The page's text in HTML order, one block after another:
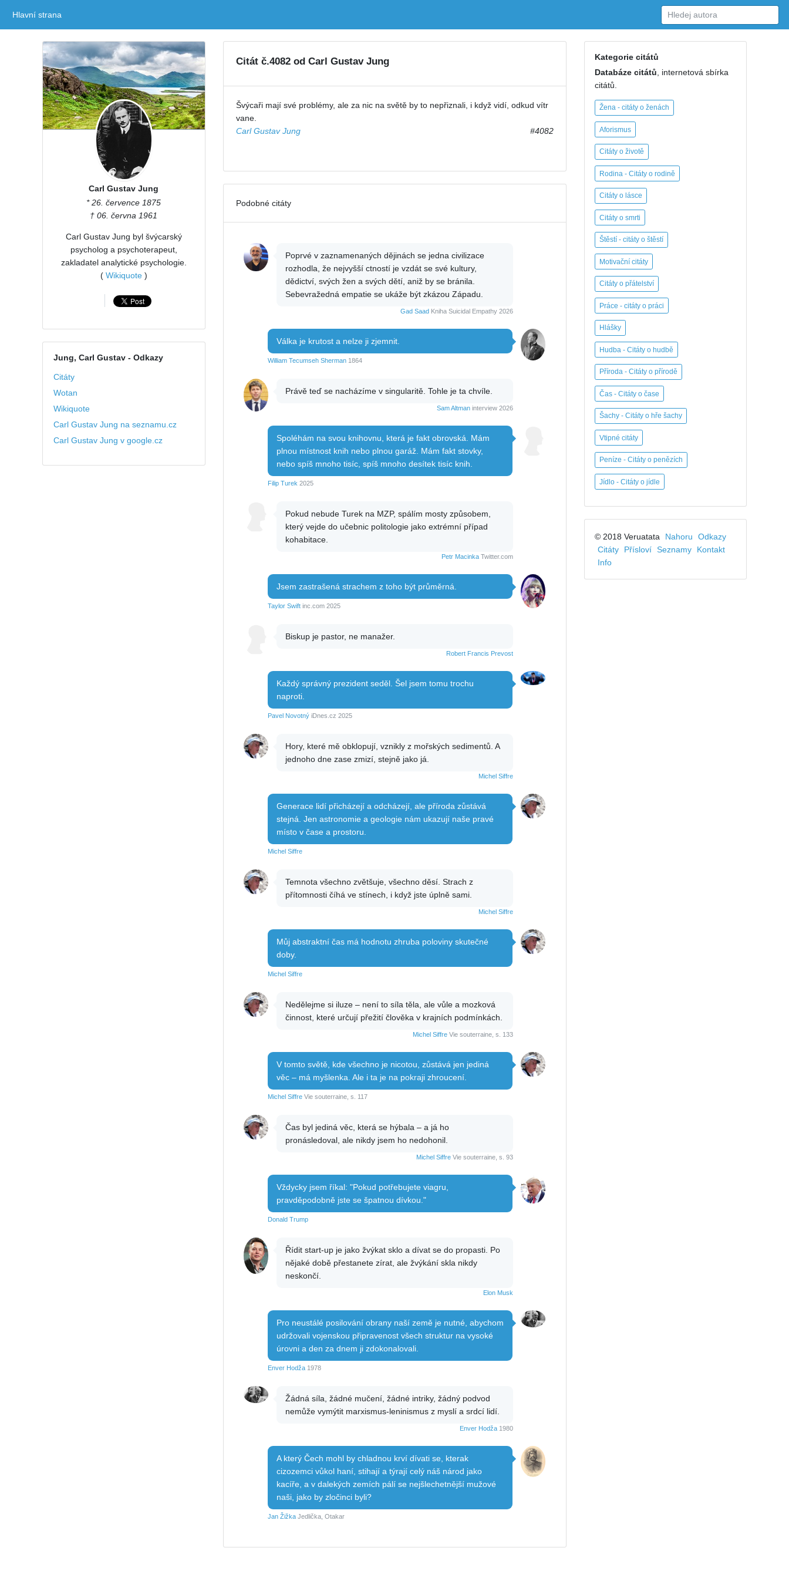
Hlavní strana
Carl Gustav Jung
* 26. července 1875
† 06. června 1961
Carl Gustav Jung byl švýcarský
psycholog a psychoterapeut,
zakladatel analytické psychologie.
( Wikiquote)
Jung, Carl Gustav- Odkazy
Citáty
Wotan
Wikiquote
Carl Gustav Jung na seznamu.cz
Carl Gustav Jung v google.cz
Citát č.4082 od Carl Gustav Jung
Švýcaři mají své problémy, ale za nic na světě by to nepřiznali, i když vidí, odkud vítr
vane.
Carl Gustav Jung
#4082
Podobné citáty
Poprvé v zaznamenaných dějinách se jedna civilizace
rozhodla, že nejvyšší ctností je vzdát se své kultury,
dědictví, svých žen a svých dětí, aniž by se bránila.
Sebevražedná empatie se ukáže být zkázou Západu.
Gad SaadKniha Suicidal Empathy 2026
Válka je krutost a nelze ji zjemnit.
William Tecumseh Sherman1864
Právě teď se nacházíme v singularitě. Tohle je ta chvíle.
Sam Altmaninterview 2026
Spoléhám na svou knihovnu, která je fakt obrovská. Mám
plnou místnost knih nebo plnou garáž. Mám fakt stovky,
nebo spíš mnoho tisíc, spíš mnoho desítek tisíc knih.
Filip Turek 2025
Pokud nebude Turek na MZP, spálím mosty způsobem,
který vejde do učebnic politologie jako extrémní případ
kohabitace.
Petr MacinkaTwitter.com
Jsem zastrašená strachem z toho být průměrná.
Taylor Swiftinc.com 2025
Biskup je pastor, ne manažer.
Robert Francis Prevost
Každý správný prezident seděl. Šel jsem tomu trochu
naproti.
Pavel NovotnýiDnes.cz 2025
Hory, které mě obklopují, vznikly z mořských sedimentů. A
jednoho dne zase zmizí, stejně jako já.
Michel Siffre
Generace lidí přicházejí a odcházejí, ale příroda zůstává
stejná. Jen astronomie a geologie nám ukazují naše pravé
místo v čase a prostoru.
Michel Siffre
Temnota všechno zvětšuje, všechno děsí. Strach z
přítomnosti číhá ve stínech, i když jste úplně sami.
Michel Siffre
Můj abstraktní čas má hodnotu zhruba poloviny skutečné
doby.
Michel Siffre
Nedělejme si iluze – není to síla těla, ale vůle a mozková
činnost, které určují přežití člověka v krajních podmínkách.
Michel SiffreVie souterraine, s. 133
V tomto světě, kde všechno je nicotou, zůstává jen jediná
věc – má myšlenka. Ale i ta je na pokraji zhroucení.
Michel SiffreVie souterraine, s. 117
Čas byl jediná věc, která se hýbala – a já ho
pronásledoval, ale nikdy jsem ho nedohonil.
Michel SiffreVie souterraine, s. 93
Vždycky jsem říkal: "Pokud potřebujete viagru,
pravděpodobně jste se špatnou dívkou."
Donald Trump
Řídit start-up je jako žvýkat sklo a dívat se do propasti. Po
nějaké době přestanete zírat, ale žvýkání skla nikdy
neskončí.
Elon Musk
Pro neustálé posilování obrany naší země je nutné, abychom
udržovali vojenskou připravenost všech struktur na vysoké
úrovni a den za dnem ji zdokonalovali.
Enver Hodža1978
Žádná síla, žádné mučení, žádné intriky, žádný podvod
nemůže vymýtit marxismus-leninismus z myslí a srdcí lidí.
Enver Hodža1980
A který Čech mohl by chladnou krví dívati se, kterak
cizozemci vůkol haní, stihají a týrají celý náš národ jako
kacíře, a v dalekých zemích pálí se nejšlechetnější mužové
naši, jako by zločinci byli?
Jan ŽižkaJedlička, Otakar
Kategorie citátů
Databáze citátů , internetová sbírka
citátů.
Žena - citáty o ženách
Aforismus
Citáty o životě
Rodina - Citáty o rodině
Citáty o lásce
Citáty o smrti
Štěstí - citáty o štěstí
Motivační citáty
Citáty o přátelství
Práce - citáty o práci
Hlášky
Hudba - Citáty o hudbě
Příroda - Citáty o přírodě
Čas - Citáty o čase
Šachy - Citáty o hře šachy
Vtipné citáty
Peníze - Citáty o penězích
Jídlo - Citáty o jídle
© 2018 Veruatata Nahoru
Odkazy
Citáty
Přísloví Seznamy
Kontakt
Info